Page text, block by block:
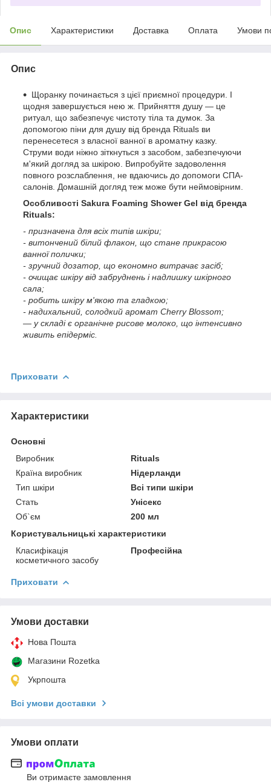
Опис Характеристики Доставка Оплата Умови
Опис
Щоранку починається з цієї приємної процедури. І
щодня завершується нею ж. Прийняття душу — це
ритуал, що забезпечує чистоту тіла та думок. За
допомогою піни для душу від бренда Rituals ви
перенесетеся з власної ванної в ароматну казку.
Струми води ніжно зіткнуться з засобом, забезпечуючи
м'який догляд за шкірою. Випробуйте задоволення
повного розслаблення, не вдаючись до допомоги СПА-
салонів. Домашній догляд теж може бути неймовірним.
Особливості Sakura Foaming Shower Gel від бренда
Rituals:
- призначена для всіх типів шкіри;
- витончений білий флакон, що стане прикрасою
ванної полички;
- зручний дозатор, що економно витрачає засіб;
- очищає шкіру від забруднень і надлишку шкірного
сала;
- робить шкіру м'якою та гладкою;
- надихальний, солодкий аромат Cherry Blossom;
— у складі є органічне рисове молоко, що інтенсивно
живить епідерміс.
Приховати
Характеристики
Основні
Виробник
Rituals
Країна виробник
Нідерланди
Тип шкіри
Всі типи шкіри
Стать
Унісекс
Об`єм
200 мл
Користувальницькі характеристики
Класифікація
косметичного засобу
Професійна
Приховати
Умови доставки
Нова Пошта
Магазини Rozetka
Укрпошта
Всі умови доставки
Умови оплати
Ви отримаєте замовлення